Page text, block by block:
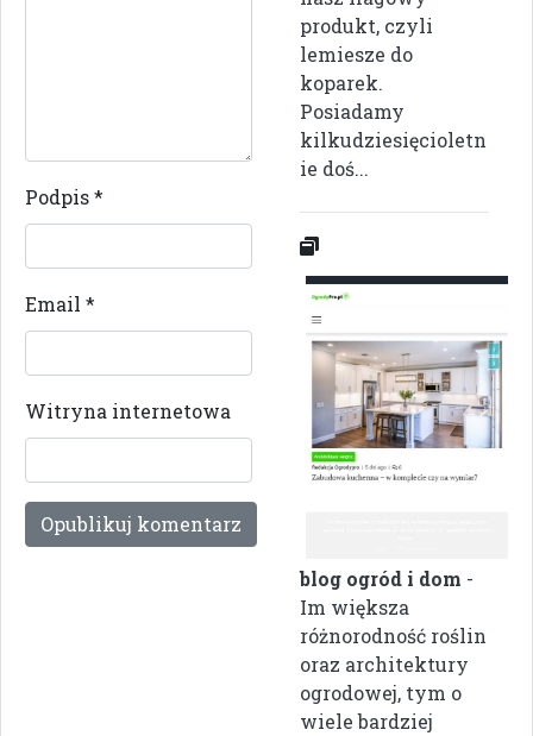
Podpis*
Email *
Witryna internetowa
produkt, czyli
lemiesze do
koparek.
Posiadamy
kilkudziesięcioletn
ie doś...
blog ogród i dom -
Im większa
różnorodność roślin
oraz architektury
ogrodowej, tym o
wiele bardziej